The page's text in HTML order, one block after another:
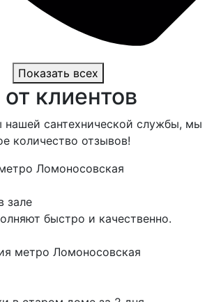
Показать всех
клиентов
нашей сантехнической службы, мы
количество отзывов!
Ломоносовская
зале
быстро и качественно.
метро Ломоносовская